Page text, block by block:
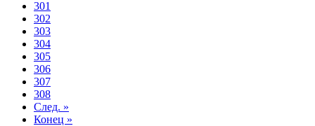
301
302
303
304
305
306
307
308
След. »
Конец »